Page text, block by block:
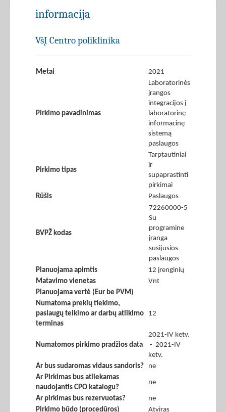
informacija
VšĮ Centro poliklinika
Metai 2021
Pirkimo pavadinimas
Laboratorinės
įrangos
integracijos į
laboratorinę
informacinę
sistemą
paslaugos
Pirkimo tipas
Tarptautiniai
ir
supaprastinti
pirkimai
Rūšis
Paslaugos
BVPŽ kodas
72260000-5
Su
programine
įranga
susijusios
paslaugos
Planuojama apimtis
12 įrenginių
Matavimo vienetas
Vnt
Planuojama vertė (Eur be PVM)
Numatoma prekių tiekimo,
paslaugų teikimo ar darbų atlikimo
terminas
12
Numatomos pirkimo pradžios data
2021-IV ketv.
- 2021-IV
ketv.
Ar bus sudaromas vidaus sandoris?
ne
Ar Pirkimas bus atliekamas
naudojantis CPO katalogu?
ne
Ar pirkimas bus rezervuotas?
ne
Pirkimo būdo (procedūros)
Atviras